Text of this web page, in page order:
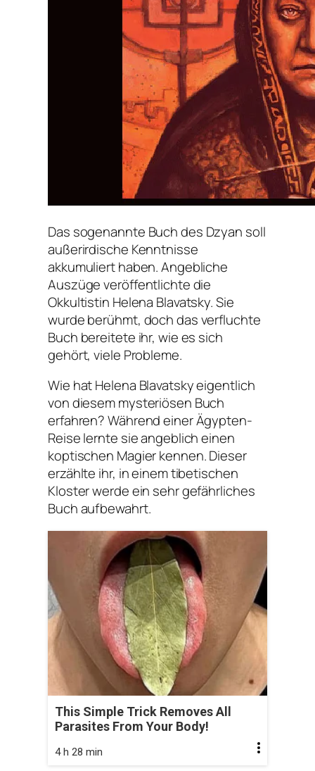
Das sogenannte Buch des Dzyan soll
außerirdische Kenntnisse
akkumuliert haben. Angebliche
Auszüge veröffentlichte die
Okkultistin Helena Blavatsky. Sie
wurde berühmt, doch das verfluchte
Buch bereitete ihr, wie es sich
gehört, viele Probleme.
Wie hat Helena Blavatsky eigentlich
von diesem mysteriösen Buch
erfahren? Während einer Ägypten-
Reise lernte sie angeblich einen
koptischen Magier kennen. Dieser
erzählte ihr, in einem tibetischen
Kloster werde ein sehr gefährliches
Buch aufbewahrt.
This Simple Trick Removes All
Parasites From Your Body!
4 h 28 min